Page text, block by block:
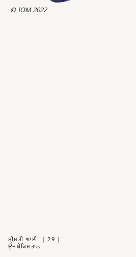
IOM 2022
ਸ਼੍ਰੀਮਤੀ ਆਈ. | 29 |
ਉਜ਼ਬੇਕਿਸਤਾਨ